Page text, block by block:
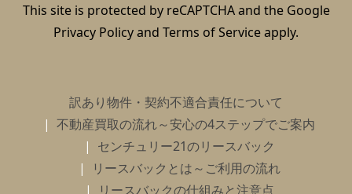
This site is protected by reCAPTCHA and the Google
Privacy Policyand Terms of Serviceapply.
訳あり物件・契約不適合責任について
不動産買取の流れ～安心の4ステップでご案内
センチュリー21のリースバック
リースバックとは～ご利用の流れ
リースバックの仕組みと注意点